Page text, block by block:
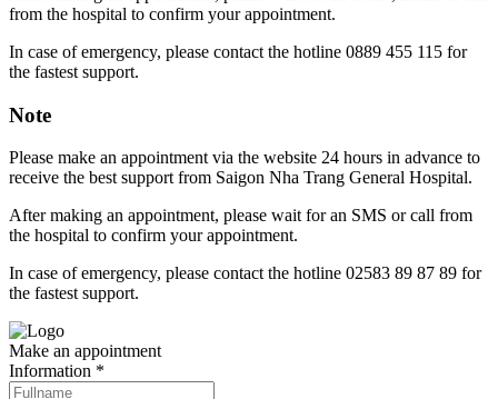
from the hospital to confirm your appointment.
In case of emergency, please contact the hotline 0889 455 115 for
the fastest support.
Note
Please make an appointment via the website 24 hours in advance to
receive the best support from Saigon Nha Trang General Hospital.
After making an appointment, please wait for an SMS or call from
the hospital to confirm your appointment.
In case of emergency, please contact the hotline 02583 89 87 89 for
the fastest support.
Make an appointment
Information *